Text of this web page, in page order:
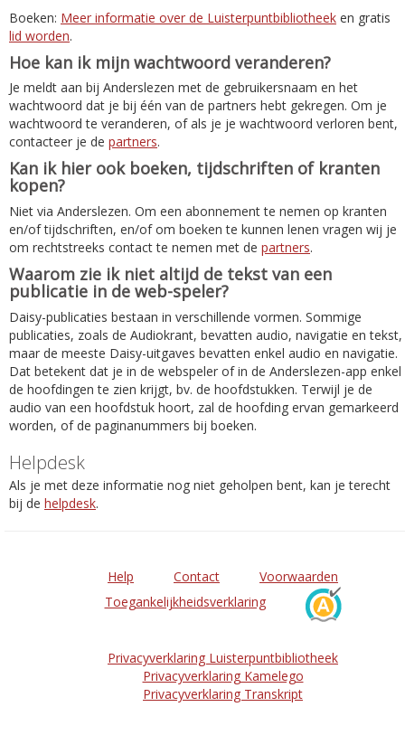
Boeken: Meer informatie over de Luisterpuntbibliotheek en gratis
lid worden.
Hoe kan ik mijn wachtwoord veranderen?
Je meldt aan bij Anderslezen met de gebruikersnaam en het
wachtwoord dat je bij één van de partners hebt gekregen. Om je
wachtwoord te veranderen, of als je je wachtwoord verloren bent,
contacteer je de partners.
Kan ik hier ook boeken, tijdschriften of kranten
kopen?
Niet via Anderslezen. Om een abonnement te nemen op kranten
en/of tijdschriften, en/of om boeken te kunnen lenen vragen wij je
om rechtstreeks contact te nemen met de partners.
Waarom zie ik niet altijd de tekst van een
publicatie in de web-speler?
Daisy-publicaties bestaan in verschillende vormen. Sommige
publicaties, zoals de Audiokrant, bevatten audio, navigatie en tekst,
maar de meeste Daisy-uitgaves bevatten enkel audio en navigatie.
Dat betekent dat je in de webspeler of in de Anderslezen-app enkel
de hoofdingen te zien krijgt, bv. de hoofdstukken. Terwijl je de
audio van een hoofdstuk hoort, zal de hoofding ervan gemarkeerd
worden, of de paginanummers bij boeken.
Helpdesk
Als je met deze informatie nog niet geholpen bent, kan je terecht
bij de helpdesk.
Help Contact
Voorwaarden
Toegankelijkheidsverklaring
Privacyverklaring Luisterpuntbibliotheek
Privacyverklaring Kamelego
Privacyverklaring Transkript